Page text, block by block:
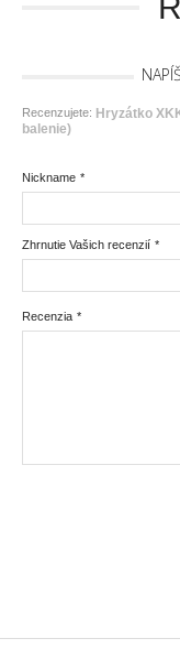
Recenzujete: Hryzátko
balenie)
*
Nickname
*
Zhrnutie Vašich recenzií
*
Recenzia